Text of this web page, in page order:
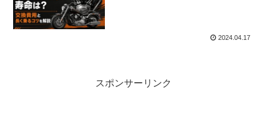
2024.04.17
スポンサーリンク